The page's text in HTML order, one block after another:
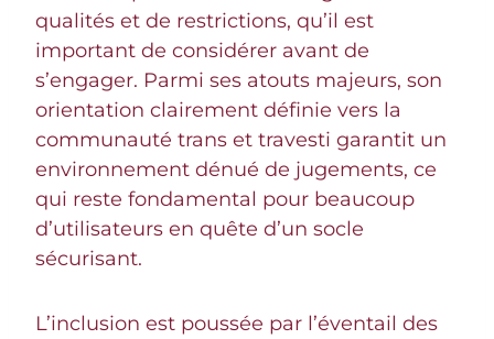
qualités et de restrictions, qu’il est
important de considérer avant de
s’engager. Parmi ses atouts majeurs, son
orientation clairement définie vers la
communauté trans et travesti garantit un
environnement dénué de jugements, ce
qui reste fondamental pour beaucoup
d’utilisateurs en quête d’un socle
sécurisant.
L’inclusion est poussée par l’éventail des